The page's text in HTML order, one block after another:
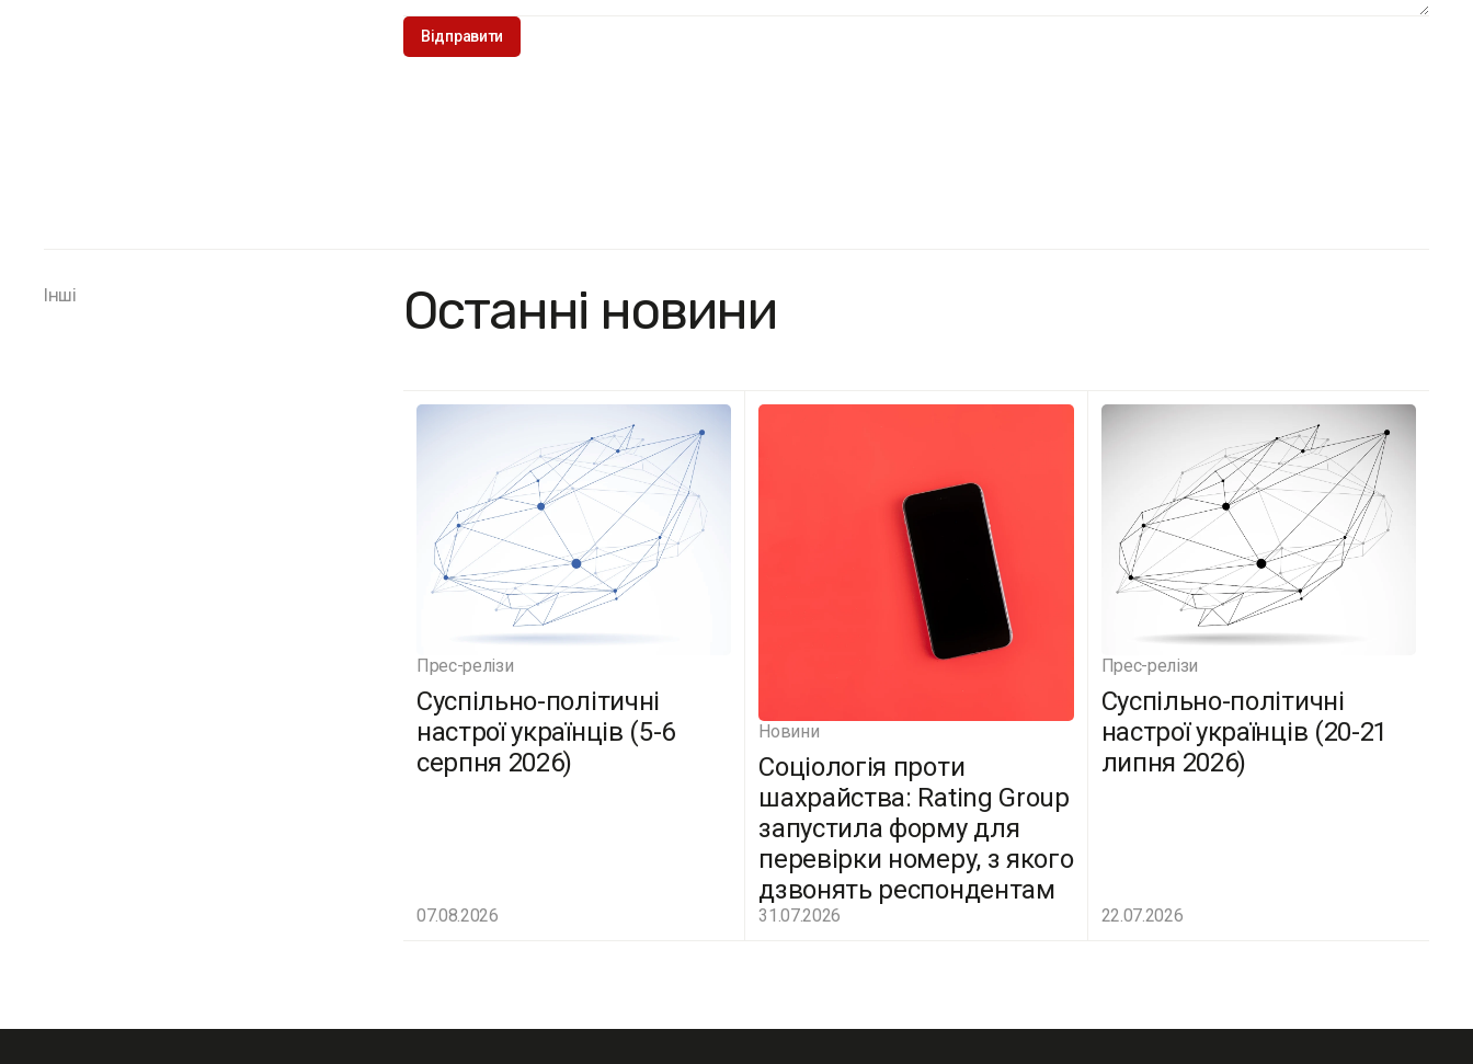
Інші Останні новини
Прес-релізи
Суспільно-політичні
настрої українців (5-6
серпня 2026)
07.08.2026
Новини
Соціологія проти
шахрайства: Rating Group
запустила форму для
перевірки номеру, з якого
дзвонять респондентам
31.07.2026
Прес-релізи
Суспільно-політичні
настрої українців (20-21
липня 2026)
22.07.2026